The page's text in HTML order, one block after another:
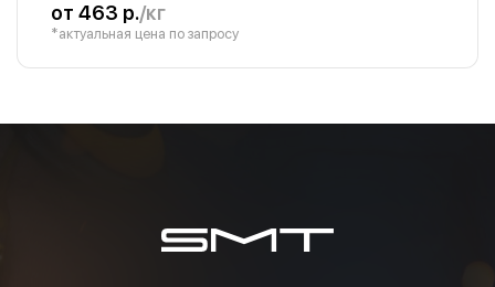
от 463 р./кг
*актуальная цена по запросу